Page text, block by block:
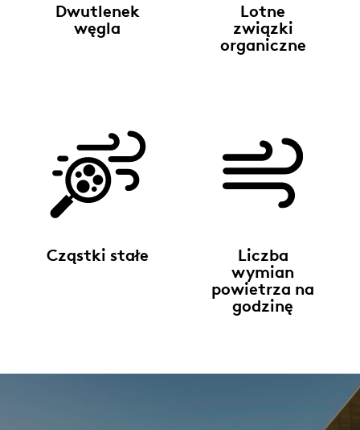
Dwutlenek
węgla
Lotne
związki
organiczne
Cząstki stałe
Liczba
wymian
powietrza na
godzinę